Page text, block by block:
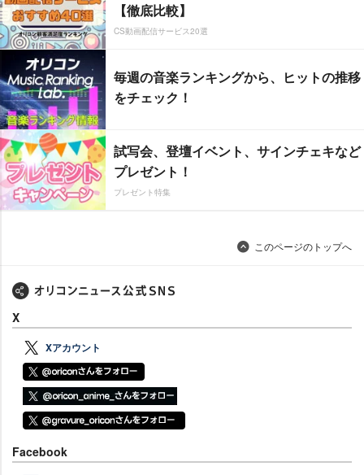
【徹底比較】
CS動画配信サービス20選
毎週の音楽ランキングから、ヒットの推移
をチェック！
試写会、登壇イベント、サインチェキなど
プレゼント！
プレゼント特集
このページのトップへ
X
Xアカウント
Facebook